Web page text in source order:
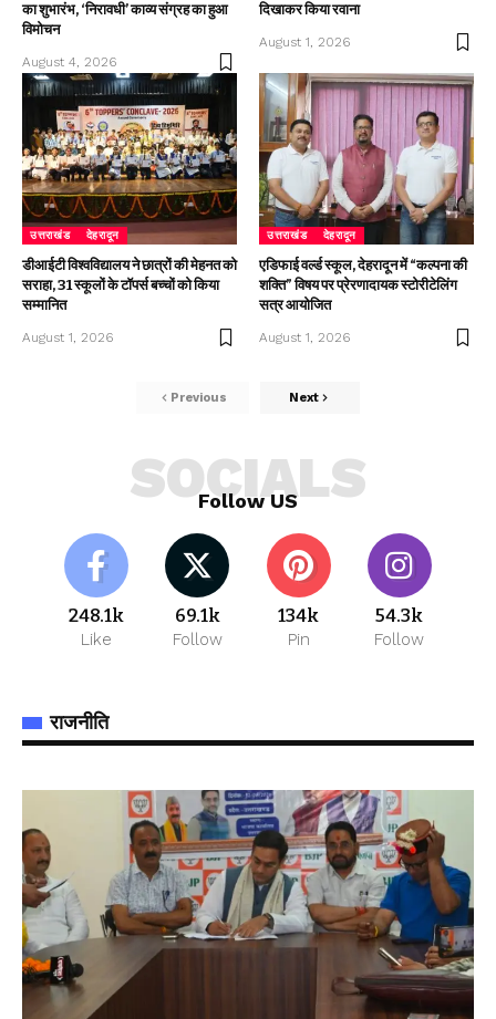
का शुभारंभ, ‘निरावधी’ काव्य संग्रह का हुआ
विमोचन
August 4, 2026
दिखाकर किया रवाना
August 1, 2026
उत्तराखंड देहरादून
डीआईटी विश्वविद्यालय ने छात्रों की मेहनत को
सराहा, 31 स्कूलों के टॉपर्स बच्चों को किया
सम्मानित
August 1, 2026
उत्तराखंड देहरादून
एडिफाई वर्ल्ड स्कूल, देहरादून में “कल्पना की
शक्ति” विषय पर प्रेरणादायक स्टोरीटेलिंग
सत्र आयोजित
August 1, 2026
Previous Next
Follow US
SOCIALS
248.1k
Like
69.1k
Follow
134k
Pin
54.3k
Follow
राजनीति